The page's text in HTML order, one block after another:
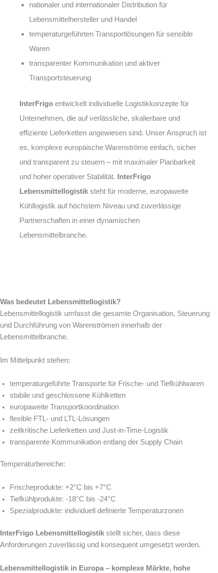
nationaler und internationaler Distribution für
Lebensmittelhersteller und Handel
temperaturgeführten Transportlösungen für sensible
Waren
transparenter Kommunikation und aktiver
Transportsteuerung
InterFrigo entwickelt individuelle Logistikkonzepte für
Unternehmen, die auf verlässliche, skalierbare und
effiziente Lieferketten angewiesen sind. Unser Anspruch ist
es, komplexe europäische Warenströme einfach, sicher
und transparent zu steuern – mit maximaler Planbarkeit
und hoher operativer Stabilität. InterFrigo
Lebensmittellogistik steht für moderne, europaweite
Kühllogistik auf höchstem Niveau und zuverlässige
Partnerschaften in einer dynamischen
Lebensmittelbranche.
Was bedeutet Lebensmittellogistik?
Lebensmittellogistik umfasst die gesamte Organisation, Steuerung
und Durchführung von Warenströmen innerhalb der
Lebensmittelbranche.
Im Mittelpunkt stehen:
temperaturgeführte Transporte für Frische- und Tiefkühlwaren
stabile und geschlossene Kühlketten
europaweite Transportkoordination
flexible FTL- und LTL-Lösungen
zeitkritische Lieferketten und Just-in-Time-Logistik
transparente Kommunikation entlang der Supply Chain
Temperaturbereiche:
Frischeprodukte: +2°C bis +7°C
Tiefkühlprodukte: -18°C bis -24°C
Spezialprodukte: individuell definierte Temperaturzonen
InterFrigo Lebensmittellogistik stellt sicher, dass diese
Anforderungen zuverlässig und konsequent umgesetzt werden.
Lebensmittellogistik in Europa – komplexe Märkte, hohe